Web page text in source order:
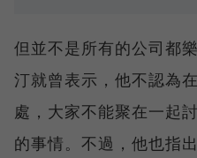
但並不是所有的公司都
汀就曾表示，他不認為
處，大家不能聚在一起
的事情。不過，他也指